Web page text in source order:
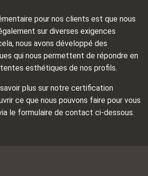
pour nos clients est que nous
sur diverses exigences
nous avons développé des
qui nous permettent de répondre en
esthétiques de nos profils.
plus sur notre certification
ce que nous pouvons faire pour vous
le formulaire de contact ci-dessous.